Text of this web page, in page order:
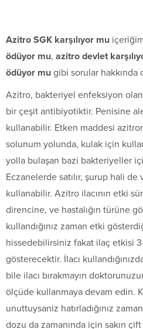
Azitro SGK karşılıyor mu
ödüyor mu, azitro devlet
ödüyor mu gibi sorular hakkında
Azitro, bakteriyel enfeksiyon
bir çeşit antibiyotiktir. Penisine
kullanabilir. Etken maddesi
solunum yolunda, kulak için
yolla bulaşan bazi bakteriyeller
Eczanelerde satılır, şurup hali de
kullanabilir. Azitro ilacının etki
direncine, ve hastalığın türüne
kullandığınız zaman etki
hissedebilirsiniz fakat ilaç etkisi
gösterecektir. İlacı
bile ilacı bırakmayın
ölçüde kullanmaya devam edin.
unuttuysaniz hatırladığınız
dozu da zamanında için sakın